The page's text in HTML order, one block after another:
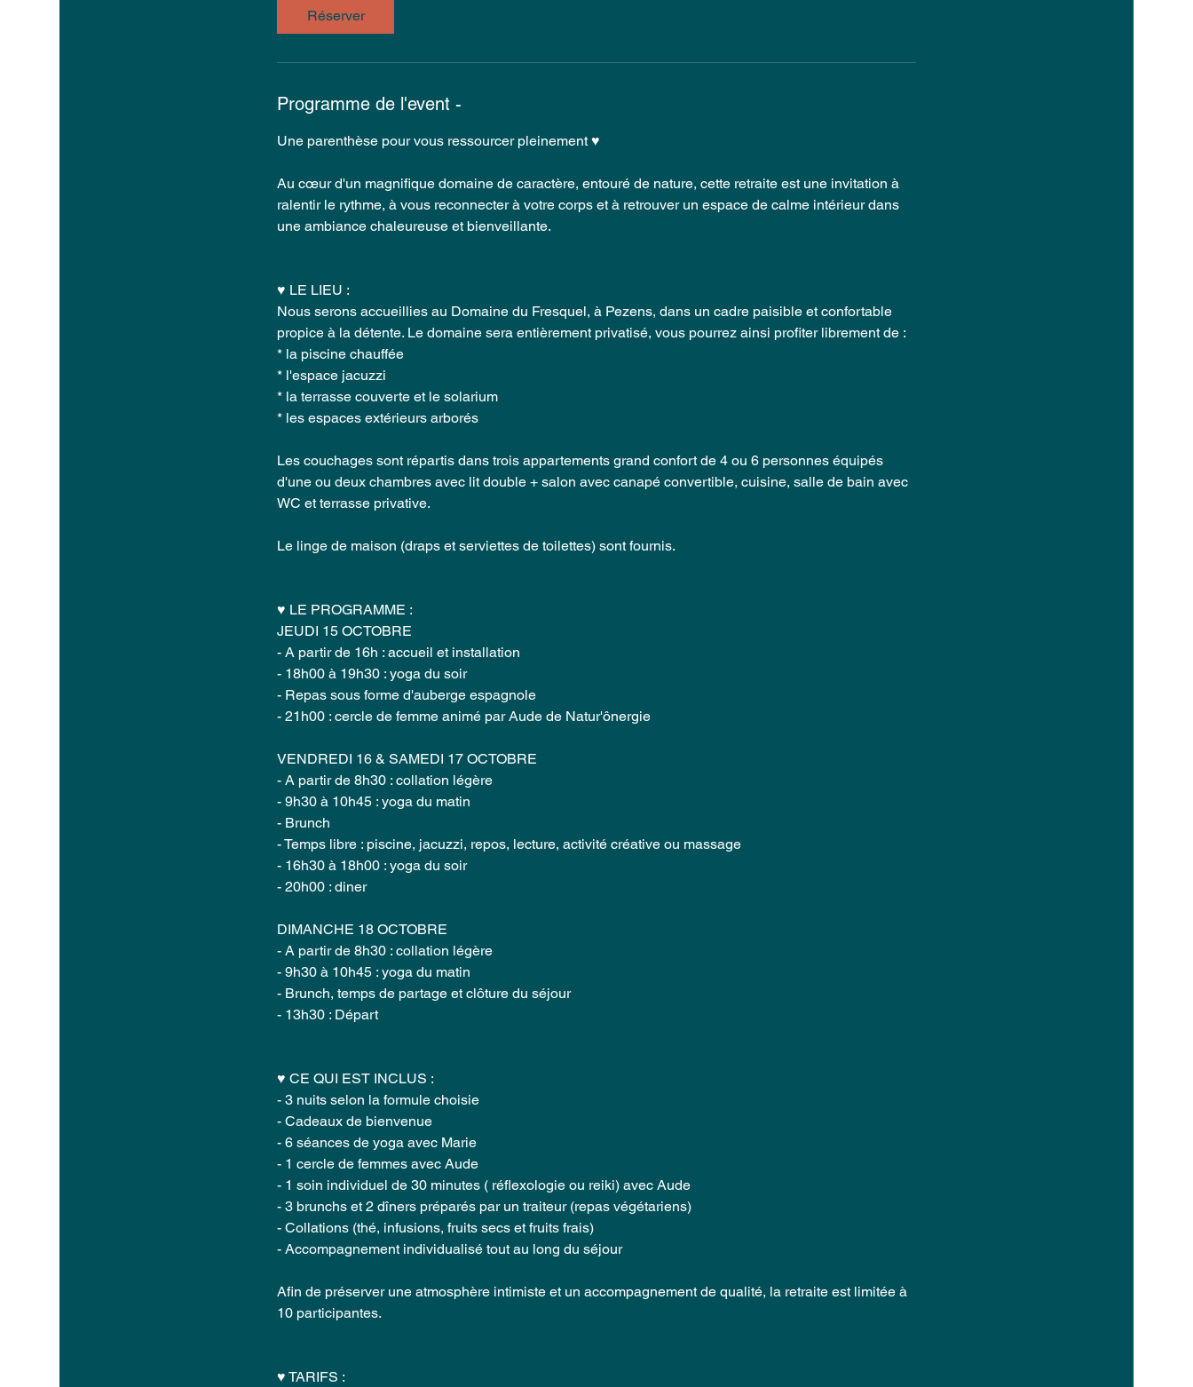
Réserver
Programme de l'event -
Une parenthèse pour vous ressourcer pleinement ♥
Au cœur d'un magnifique domaine de caractère, entouré de nature, cette retraite est une invitation à
ralentir le rythme, à vous reconnecter à votre corps et à retrouver un espace de calme intérieur dans
une ambiance chaleureuse et bienveillante.
♥ LE LIEU :
Nous serons accueillies au Domaine du Fresquel, à Pezens, dans un cadre paisible et confortable
propice à la détente. Le domaine sera entièrement privatisé, vous pourrez ainsi profiter librement de :
* la piscine chauffée
* l'espace jacuzzi
* la terrasse couverte et le solarium
* les espaces extérieurs arborés
Les couchages sont répartis dans trois appartements grand confort de 4 ou 6 personnes équipés
d'une ou deux chambres avec lit double + salon avec canapé convertible, cuisine, salle de bain avec
WC et terrasse privative.
Le linge de maison (draps et serviettes de toilettes) sont fournis.
♥ LE PROGRAMME :
JEUDI 15 OCTOBRE
- A partir de 16h : accueil et installation
- 18h00 à 19h30 : yoga du soir
- Repas sous forme d'auberge espagnole
- 21h00 : cercle de femme animé par Aude de Natur'ônergie
VENDREDI 16 & SAMEDI 17 OCTOBRE
- A partir de 8h30 : collation légère
- 9h30 à 10h45 : yoga du matin
- Brunch
- Temps libre : piscine, jacuzzi, repos, lecture, activité créative ou massage
- 16h30 à 18h00 : yoga du soir
- 20h00 : diner
DIMANCHE 18 OCTOBRE
- A partir de 8h30 : collation légère
- 9h30 à 10h45 : yoga du matin
- Brunch, temps de partage et clôture du séjour
- 13h30 : Départ
♥ CE QUI EST INCLUS :
- 3 nuits selon la formule choisie
- Cadeaux de bienvenue
- 6 séances de yoga avec Marie
- 1 cercle de femmes avec Aude
- 1 soin individuel de 30 minutes ( réflexologie ou reiki) avec Aude
- 3 brunchs et 2 dîners préparés par un traiteur (repas végétariens)
- Collations (thé, infusions, fruits secs et fruits frais)
- Accompagnement individualisé tout au long du séjour
Afin de préserver une atmosphère intimiste et un accompagnement de qualité, la retraite est limitée à
10 participantes.
♥ TARIFS :